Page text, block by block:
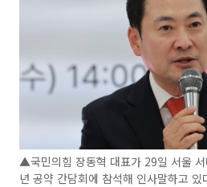
▲국민의힘 장동혁 대표가 29일 서울
년 공약 간담회에 참석해 인사말하고 있